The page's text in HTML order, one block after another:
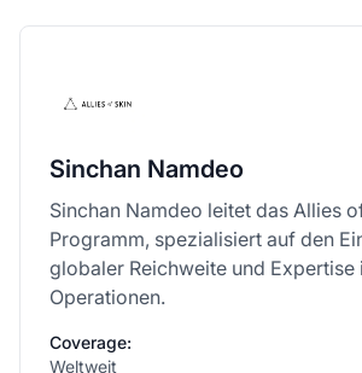
Sinchan Namdeo
Sinchan Namdeo leitet das Allies
Programm, spezialisiert auf den
globaler Reichweite und
Operationen.
Coverage:
Weltweit